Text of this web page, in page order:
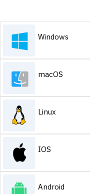
Windows
macOS
Linux
IOS
Android